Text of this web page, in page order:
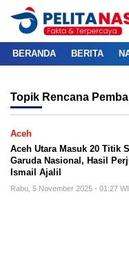
BERANDA BERITA
Topik Rencana
Aceh
Aceh Utara Masuk 20 Titik
Garuda Nasional, Hasil
Ismail Ajalil
Rabu, 5 November 2025 - 01:27